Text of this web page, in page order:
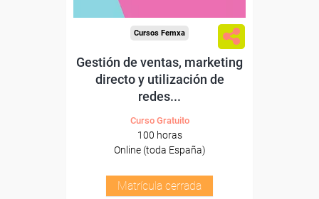
Cursos Femxa
Gestión de ventas, marketing
directo y utilización de
redes...
Curso Gratuito
100 horas
Online (toda España)
Matrícula cerrada